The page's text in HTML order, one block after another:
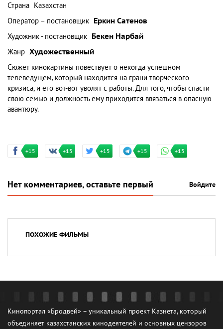
Страна Казахстан
Оператор – постановщик Еркин Сатенов
Художник - постановщик Бекен Нарбай
Жанр Художественный
Сюжет кинокартины повествует о некогда успешном
телеведущем, который находится на грани творческого
кризиса, и его вот-вот уволят с работы. Для того, чтобы спасти
свою семью и должность ему приходится ввязаться в опасную
авантюру.
+15 +15 +15 +15 +15
Нет комментариев, оставьте первый Войдите
ПОХОЖИЕ ФИЛЬМЫ
Кинопортал «Бродвей» – уникальный проект Казнета, который
объединяет казахстанских кинодеятелей и основных цензоров